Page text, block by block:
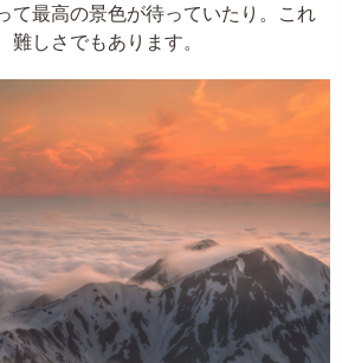
て最高の景色が待っていたり。これ
しさでもあります。